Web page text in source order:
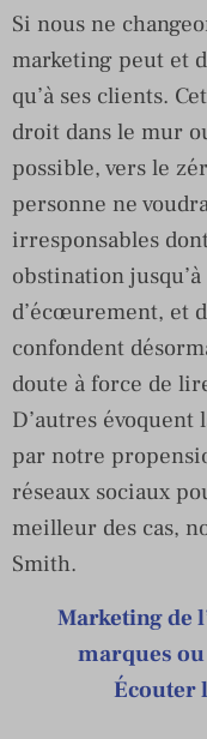
Si nous ne
marketing peut et
qu’à ses clients.
droit dans le mur
possible, vers le
personne ne
irresponsables
obstination
d’écœurement, et
confondent
doute à force de
D’autres
par notre
réseaux sociaux
meilleur des cas,
Smith.
Marketing de
marques
Écouter